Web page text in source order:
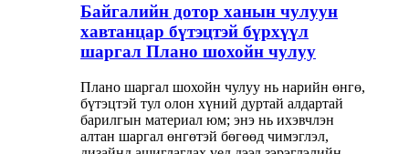
Байгалийн дотор ханын чулуун
хавтанцар бүтэцтэй бүрхүүл
шаргал Плано шохойн чулуу
Плано шаргал шохойн чулуу нь нарийн өнгө,
бүтэцтэй тул олон хүний ​​дуртай алдартай
барилгын материал юм; энэ нь ихэвчлэн
алтан шаргал өнгөтэй бөгөөд чимэглэл,